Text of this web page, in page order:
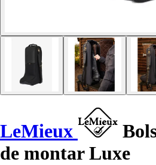
LeMieux
de montar Luxe